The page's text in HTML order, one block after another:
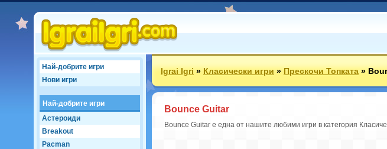
Най-добрите игри
Нови игри
Най-добрите игри
Астероиди
Breakout
Pacman
Igrai Igri»Класически игри»Прескочи Топката»
Bounce Guitar
Bounce Guitar е една от нашите любими игри в категория